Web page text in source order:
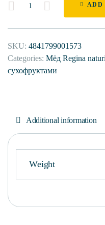
Quantity
SKU: 4841799001573
Categories: Мёд Regina
сухофруктами
Additional information
Weight